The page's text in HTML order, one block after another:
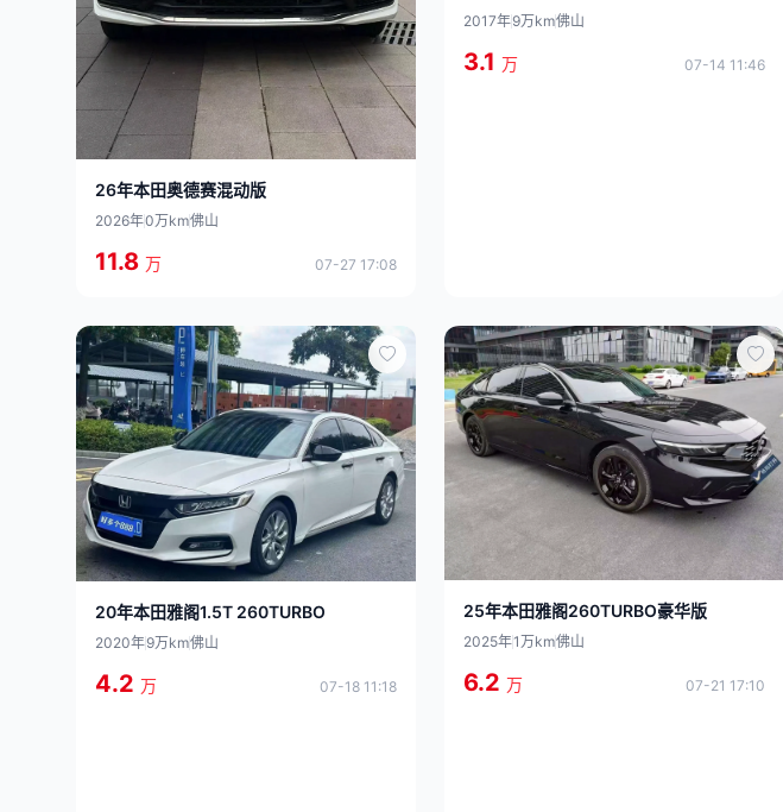
26年本田奥德赛混动版
2026年0万km佛山
11.8 万 07-27 17:08
2017年9万km佛山
3.1 万 07-14 11:46
20年本田雅阁1.5T 260TURBO
2020年9万km佛山
4.2 万 07-18 11:18
25年本田雅阁260TURBO豪华版
2025年1万km佛山
6.2 万 07-21 17:10